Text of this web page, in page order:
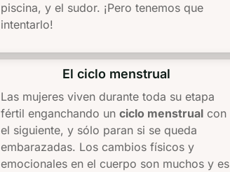
piscina, y el sudor. ¡Pero tenemos que
intentarlo!
El ciclo menstrual
Las mujeres viven durante toda su etapa
fértil enganchando un ciclo menstrualcon
el siguiente, y sólo paran si se queda
embarazadas. Los cambios físicos y
emocionales en el cuerpo son muchos y es